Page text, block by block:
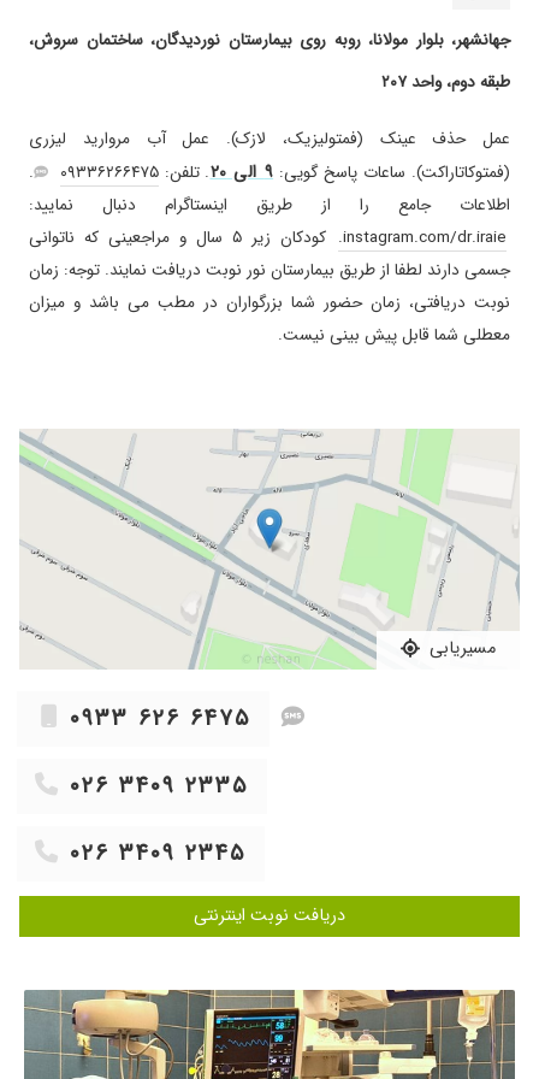
عمل فمتو ۱۴۰۳/۰۸/۰۲
بهترین دکتر برای درمان و عمل چشم در هر زمینه
بسیار پزشک بی نظیر مسئولیت پذیر و حاذقی
هستند
۱۴۰۳/۰۷/۱۰
بسیار عالی ۱۴۰۳/۰۶/۲۶
برای پسرم مراجعه کردیم دکتر دیگه عینک تجویز
کردن ولی ایشون گفتن حساسیته والان یک هفته
اس پسرم قطره استفاده میکنه وخیلی تغییرکرده
بااینکه پسرم همکاری نمیکرد ایشون باصبروحوصله
۱۴۰۴/۰۹/۱۱
من عمل لازک انجام دادم و خیلی راضیم ۱۴۰۳/۰۵/۱۸
سلام من عمل لازک انجام دادم خیلی عالیست. ۱۴۰۲/۰۹/۱۳
خیلی خوب بودن ۱۴۰۴/۰۹/۰۷
عالی بوده آدرس مطبش رو میخوام بدونم
عمل لازیک دکتر بسیار فابل هستش ۱۴۰۲/۰۲/۱۸
سلام خیلی عالی از حسن اخلاق و رفتار ایشان و
حاذق بودن در کار خودشان بسیار جذاب و عالی بود
و دقیق برای آدم توضیح دادن و صبور
۱۴۰۵/۰۵/۰۶
کامل توضیح میدن و بیمار را اگاه میکنند
۱۴۰۴/۰۷/۰۴
چشمهام ضعیف بود دکتر عمل فنتو کردن نتیجه ۱۴۰۲/۰۷/۰۳
با اخلاق و متخصص عالی برای مریض وقت صرف
میکنن
۱۴۰۵/۰۲/۰۷
پزشک حاذق و بسیییار صبور و عالی هستن من با ۱۴۰۳/۱۱/۳۰
جهانشهر، بلوار مولانا، روبه روی بیمارستان نوردیدگان، ساختمان سروش،
طبقه دوم، واحد ۲۰۷
عمل حذف عینک (فمتولیزیک، لازک). عمل آب مروارید لیزری
(فمتوکاتاراکت). ساعات پاسخ گویی: ۹ الی ۲۰ . تلفن:۰۹۳۳۶۲۶۶۴۷۵
.
اطلاعات جامع را از طریق اینستاگرام دنبال نمایید:
instagram.com/dr.iraie.
کودکان زیر ۵ سال و مراجعینی که ناتوانی
جسمی دارند لطفا از طریق بیمارستان نور نوبت دریافت نمایند. توجه: زمان
نوبت دریافتی، زمان حضور شما بزرگواران در مطب می باشد و میزان
معطلی شما قابل پیش بینی نیست.
مسیریابی
۰۹۳۳ ۶۲۶ ۶۴۷۵
۰۲۶ ۳۴۰۹ ۲۳۳۵
۰۲۶ ۳۴۰۹ ۲۳۴۵
دریافت نوبت اینترنتی